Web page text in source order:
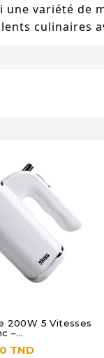
une variété de
culinaires

200W 5 Vitesses
–...
TND